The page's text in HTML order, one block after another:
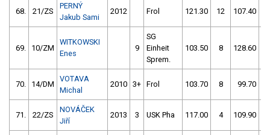
68. 21/ZS
PERNÝ
Jakub Sami
2012 Frol 121.30 12 107.40
69. 10/ZM
WITKOWSKI
Enes
9
SG
Einheit
Sprem.
103.50 8 128.60
70. 14/DM
VOTAVA
Michal
2010 3+ Frol 103.70 8 99.70
71. 22/ZS
NOVÁČEK
Jiří
2013 3 USK Pha 117.00 4 109.90